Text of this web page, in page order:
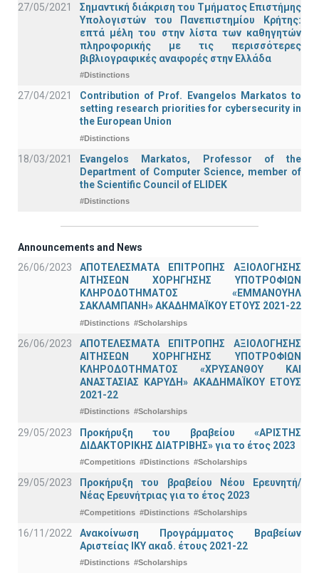
27/05/2021
Σημαντική διάκριση του Τμήματος Επιστήμης
Υπολογιστών του Πανεπιστημίου Κρήτης:
επτά μέλη του στην λίστα των καθηγητών
πληροφορικής με τις περισσότερες
βιβλιογραφικές αναφορές στην Ελλάδα
#Distinctions
27/04/2021
Contribution of Prof. Evangelos Markatos to
setting research priorities for cybersecurity in
the European Union
#Distinctions
18/03/2021
Evangelos Markatos, Professor of the
Department of Computer Science, member of
the Scientific Council of ELIDEK
#Distinctions
Announcements and News
26/06/2023
ΑΠΟΤΕΛΕΣΜΑΤΑ ΕΠΙΤΡΟΠΗΣ ΑΞΙΟΛΟΓΗΣΗΣ
ΑΙΤΗΣΕΩΝ ΧΟΡΗΓΗΣΗΣ ΥΠΟΤΡΟΦΙΩΝ
ΚΛΗΡΟΔΟΤΗΜΑΤΟΣ «ΕΜΜΑΝΟΥΗΛ
ΣΑΚΛΑΜΠΑΝΗ» ΑΚΑΔΗΜΑΪΚΟΥ ΕΤΟΥΣ 2021-22
#Distinctions #Scholarships
26/06/2023
ΑΠΟΤΕΛΕΣΜΑΤΑ ΕΠΙΤΡΟΠΗΣ ΑΞΙΟΛΟΓΗΣΗΣ
ΑΙΤΗΣΕΩΝ ΧΟΡΗΓΗΣΗΣ ΥΠΟΤΡΟΦΙΩΝ
ΚΛΗΡΟΔΟΤΗΜΑΤΟΣ «ΧΡΥΣΑΝΘΟΥ ΚΑΙ
ΑΝΑΣΤΑΣΙΑΣ ΚΑΡΥΔΗ» ΑΚΑΔΗΜΑΪΚΟΥ ΕΤΟΥΣ
2021-22
#Distinctions #Scholarships
29/05/2023
Προκήρυξη του βραβείου «ΑΡΙΣΤΗΣ
ΔΙΔΑΚΤΟΡΙΚΗΣ ΔΙΑΤΡΙΒΗΣ» για το έτος 2023
#Competitions #Distinctions #Scholarships
29/05/2023
Προκήρυξη του βραβείου Νέου Ερευνητή/
Νέας Ερευνήτριας για το έτος 2023
#Competitions #Distinctions #Scholarships
16/11/2022
Ανακοίνωση Προγράμματος Βραβείων
Αριστείας ΙΚΥ ακαδ. έτους 2021-22
#Distinctions #Scholarships